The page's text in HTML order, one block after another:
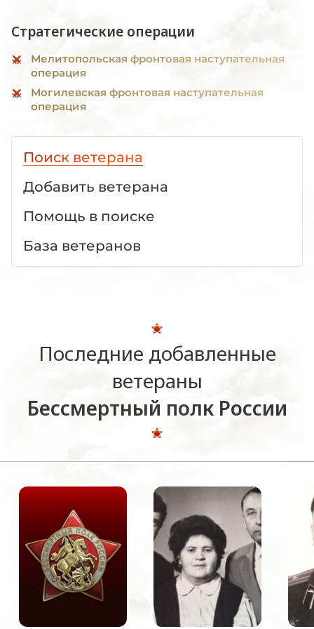
Стратегические операции
Мелитопольская фронтовая наступательная
операция
Могилевская фронтовая наступательная
операция
Поиск ветерана
Добавить ветерана
Помощь в поиске
База ветеранов
Последние добавленные
ветераны
Бессмертный полк России